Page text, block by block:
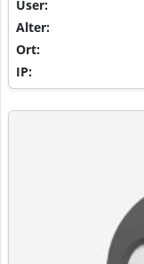
User:
Alter:
Ort:
IP: